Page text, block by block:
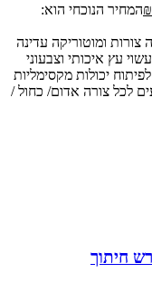
₪המחיר הנוכחי הוא:
צורות ומוטוריקה עדינה
עץ איכותי וצבעוני
יכולות מקסימליות
ה קרונות – 4 צורות שונות 4 צבעים לכל צורה אדום/ כחול /
חיתוך